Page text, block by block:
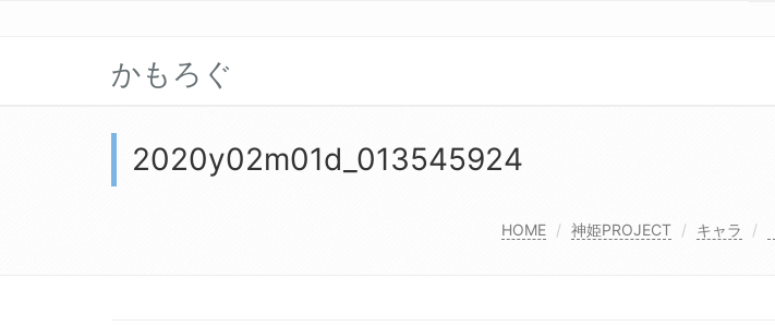
かもろぐ
2020y02m01d_013545924
HOME 神姫PROJECT キャラ